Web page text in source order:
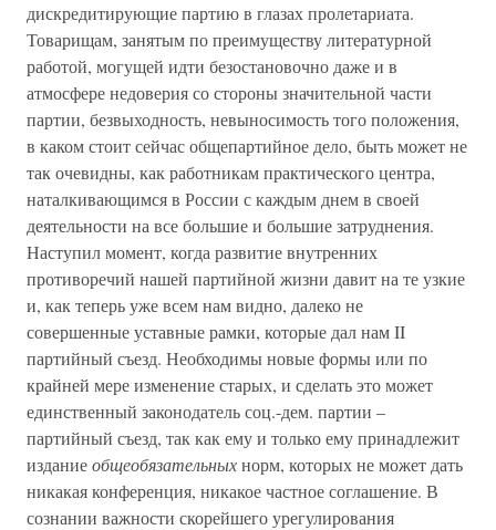
дискредитирующие партию в глазах пролетариата.
Товарищам, занятым по преимуществу литературной
работой, могущей идти безостановочно даже и в
атмосфере недоверия со стороны значительной части
партии, безвыходность, невыносимость того положения,
в каком стоит сейчас общепартийное дело, быть может не
так очевидны, как работникам практического центра,
наталкивающимся в России с каждым днем в своей
деятельности на все большие и большие затруднения.
Наступил момент, когда развитие внутренних
противоречий нашей партийной жизни давит на те узкие
и, как теперь уже всем нам видно, далеко не
совершенные уставные рамки, которые дал нам II
партийный съезд. Необходимы новые формы или по
крайней мере изменение старых, и сделать это может
единственный законодатель соц.-дем. партии –
партийный съезд, так как ему и только ему принадлежит
изданиеобщеобязательныхнорм, которых не может дать
никакая конференция, никакое частное соглашение. В
сознании важности скорейшего урегулирования